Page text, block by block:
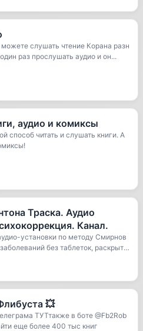
слушать чтение Корана разн
раз прослушать аудио и он...
аудио и комиксы
способ читать и слушать книги. А
Траска. Аудио
Канал.
установки по методу Смирнов
без таблеток, раскрыт
💥
ТУТтакже в боте @Fb2Rob
еще более 400 тыс книг